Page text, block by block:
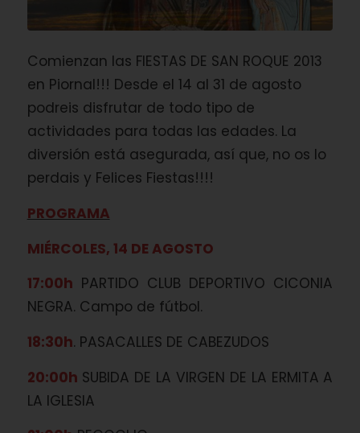
Comienzan las FIESTAS DE SAN ROQUE 2013
en Piornal!!! Desde el 14 al 31 de agosto
podreis disfrutar de todo tipo de
actividades para todas las edades. La
diversión está asegurada, así que, no os lo
perdais y Felices Fiestas!!!!
PROGRAMA
MIÉRCOLES, 14 DE AGOSTO
17:00h PARTIDO CLUB DEPORTIVO CICONIA
NEGRA. Campo de fútbol.
18:30h. PASACALLES DE CABEZUDOS
20:00h SUBIDA DE LA VIRGEN DE LA ERMITA A
LA IGLESIA